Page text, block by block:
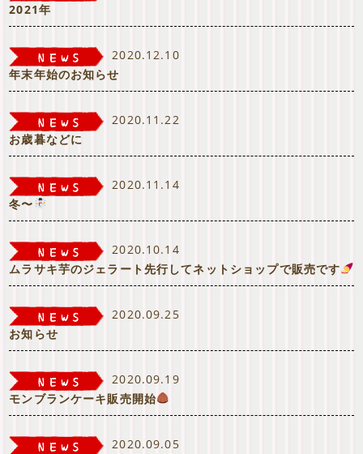
2021年
2020.12.10
年末年始のお知らせ
2020.11.22
お歳暮などに
2020.11.14
冬〜
2020.10.14
ムラサキ芋のジェラート先行してネットショップで販売です
2020.09.25
お知らせ
2020.09.19
モンブランケーキ販売開始
2020.09.05